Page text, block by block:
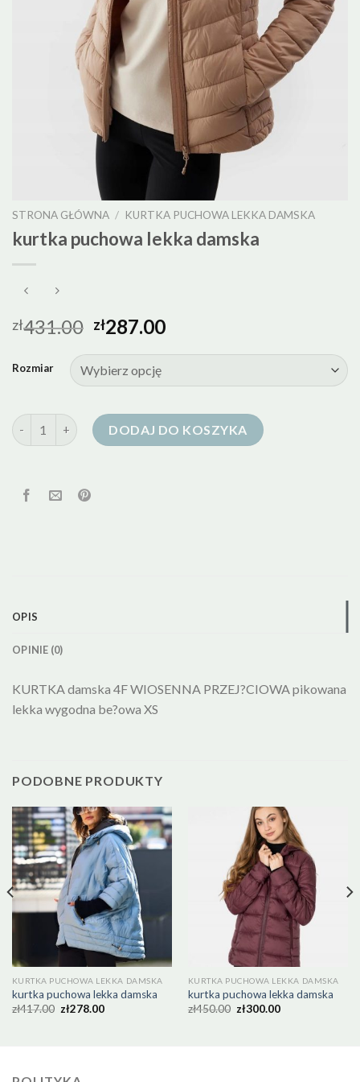
STRONA GŁÓWNA / KURTKA PUCHOWA LEKKA DAMSKA
kurtka puchowa lekka damska
zł431.00 zł287.00
Rozmiar
ilość kurtka puchowa lekka damska
DODAJ DO KOSZYKA
OPIS
OPINIE (0)
KURTKA damska 4F WIOSENNA PRZEJ?CIOWA pikowana
lekka wygodna be?owa XS
PODOBNE PRODUKTY
KURTKA PUCHOWA LEKKA DAMSKA
kurtka puchowa lekka damska
zł417.00 zł278.00
KURTKA PUCHOWA LEKKA DAMSKA
kurtka puchowa lekka damska
zł450.00 zł300.00